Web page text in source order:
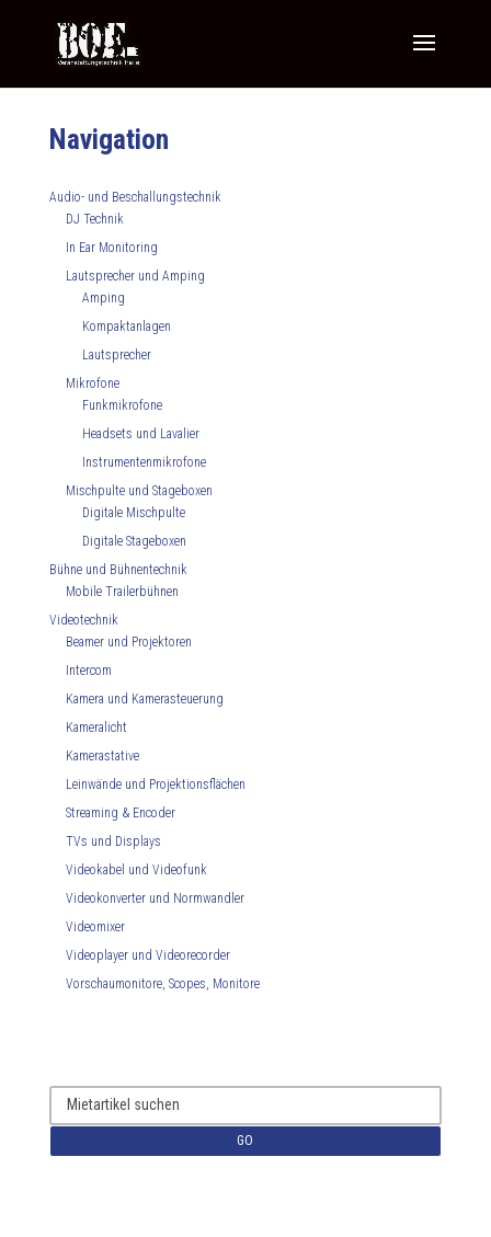
Navigation
Audio- und Beschallungstechnik
DJ Technik
In Ear Monitoring
Lautsprecher und Amping
Amping
Kompaktanlagen
Lautsprecher
Mikrofone
Funkmikrofone
Headsets und Lavalier
Instrumentenmikrofone
Mischpulte und Stageboxen
Digitale Mischpulte
Digitale Stageboxen
Bühne und Bühnentechnik
Mobile Trailerbühnen
Videotechnik
Beamer und Projektoren
Intercom
Kamera und Kamerasteuerung
Kameralicht
Kamerastative
Leinwände und Projektionsflächen
Streaming & Encoder
TVs und Displays
Videokabel und Videofunk
Videokonverter und Normwandler
Videomixer
Videoplayer und Videorecorder
Vorschaumonitore, Scopes, Monitore
GO